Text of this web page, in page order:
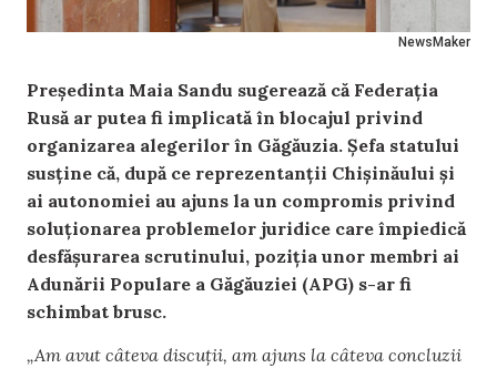
NewsMaker
Președinta Maia Sandu sugerează că Federația
Rusă ar putea fi implicată în blocajul privind
organizarea alegerilor în Găgăuzia. Șefa statului
susține că, după ce reprezentanții Chișinăului și
ai autonomiei au ajuns la un compromis privind
soluționarea problemelor juridice care împiedică
desfășurarea scrutinului, poziția unor membri ai
Adunării Populare a Găgăuziei (APG) s-ar fi
schimbat brusc.
„Am avut câteva discuții, am ajuns la câteva concluzii